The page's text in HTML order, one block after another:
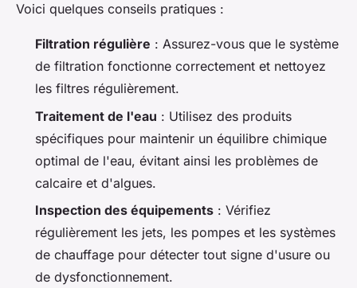
Voici quelques conseils pratiques :
Filtration régulière : Assurez-vous que le système
de filtration fonctionne correctement et nettoyez
les filtres régulièrement.
Traitement de l'eau : Utilisez des produits
spécifiques pour maintenir un équilibre chimique
optimal de l'eau, évitant ainsi les problèmes de
calcaire et d'algues.
Inspection des équipements : Vérifiez
régulièrement les jets, les pompes et les systèmes
de chauffage pour détecter tout signe d'usure ou
de dysfonctionnement.